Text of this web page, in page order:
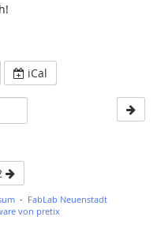
iCal
FabLab Neuenstadt
von pretix